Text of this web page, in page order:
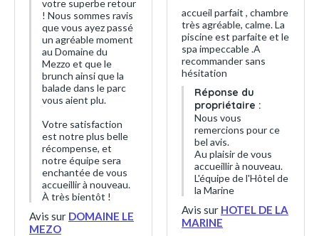
votre superbe retour
! Nous sommes ravis
que vous ayez passé
un agréable moment
au Domaine du
Mezzo et que le
brunch ainsi que la
balade dans le parc
vous aient plu.
Votre satisfaction
est notre plus belle
récompense, et
notre équipe sera
enchantée de vous
accueillir à nouveau.
À très bientôt !
Avis sur DOMAINE LE
MEZO
accueil parfait , chambre
très agréable, calme. La
piscine est parfaite et le
spa impeccable .A
recommander sans
hésitation
Réponse du
propriétaire :
Nous vous
remercions pour ce
bel avis.
Au plaisir de vous
accueillir à nouveau.
L'équipe de l'Hôtel de
la Marine
Avis sur HOTEL DE LA
MARINE